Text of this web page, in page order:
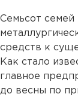
Семьсот семей
средств к
Как стало
главное
до весны по